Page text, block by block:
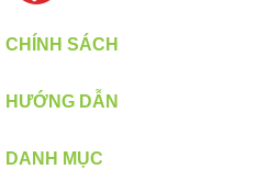
CHÍNH SÁCH
HƯỚNG DẪN
DANH MỤC